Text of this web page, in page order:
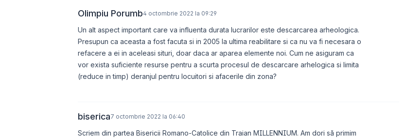
Olimpiu Porumb4 octombrie 2022 la 09:29
Un alt aspect important care va influenta durata lucrarilor este descarcarea arheologica.
Presupun ca aceasta a fost facuta si in 2005 la ultima reabilitare si ca nu va fi necesara o
refacere a ei in aceleasi situri, doar daca ar aparea elemente noi. Cum ne asiguram ca
vor exista suficiente resurse pentru a scurta procesul de descarcare arhelogica si limita
(reduce in timp) deranjul pentru locuitori si afacerile din zona?
biserica7 octombrie 2022 la 06:40
Scriem din partea Bisericii Romano-Catolice din Traian MILLENNIUM. Am dori să primim